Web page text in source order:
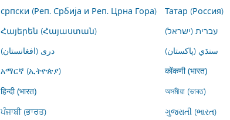
српски (Реп. Србија и Реп. Црна Гора) Татар (Россия)
Հայերեն (Հայաստան) עברית (ישראל)
درى (افغانستان) سنڌي (پاکستان)
አማርኛ (ኢትዮጵያ) कोंकणी (भारत)
हिन्दी (भारत) অসমীয়া (ভাৰত)
ਪੰਜਾਬੀ (ਭਾਰਤ) ગુજરાતી (ભારત)